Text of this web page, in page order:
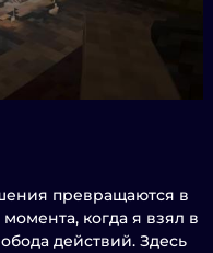
превращаются в
когда я взял в
действий. Здесь